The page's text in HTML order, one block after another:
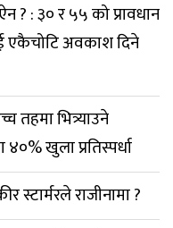
: ३० र ५५ को प्रावधान
एकैचोटि अवकाश दिने
तहमा भित्र्याउने
खुला प्रतिस्पर्धा
स्टार्मरले राजीनामा ?